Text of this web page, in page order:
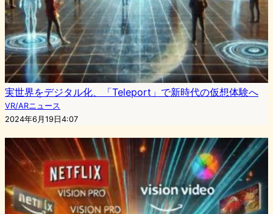
実世界をデジタル化、「Teleport」で新時代の仮想体験へ
VR/ARニュース
2024年6月19日4:07